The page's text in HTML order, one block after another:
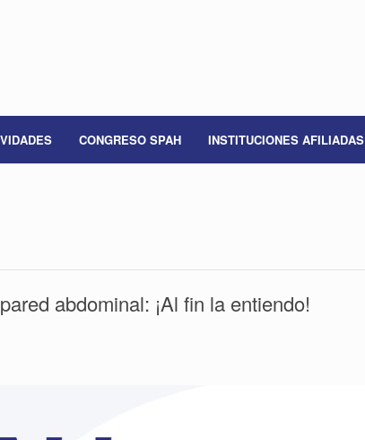
CONGRESO SPAH INSTITUCIONES AFILIADAS
abdominal: ¡Al fin la entiendo!